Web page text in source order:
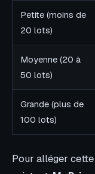
Petite (moins de
20 lots)
Moyenne (20 à
50 lots)
Grande (plus de
100 lots)
Pour alléger